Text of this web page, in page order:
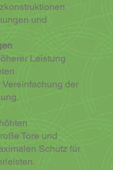
und
Leistung
der
Tore und
Schutz für